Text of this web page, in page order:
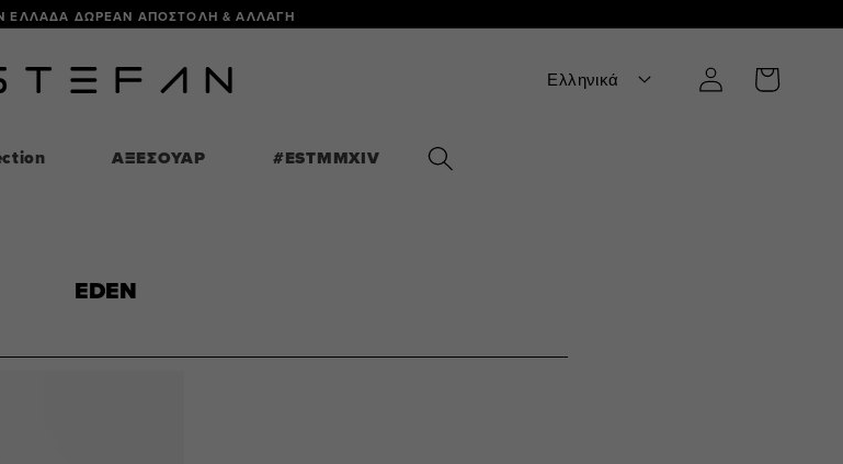
ΕΛΛΑΔΑ ΔΩΡΕΑΝ ΑΠΟΣΤΟΛΗ & ΑΛΛΑΓΗ
ΑΞΕΣΟΥΑΡ #ESTMMXIV
Ελληνικά Σύνδεση Καλάθι
EDEN